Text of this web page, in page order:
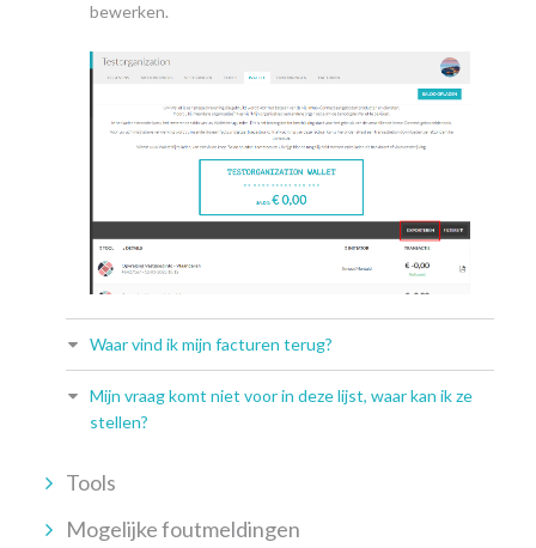
bewerken.
Waar vind ik mijn facturen terug?
Mijn vraag komt niet voor in deze lijst, waar kan ik ze
stellen?
Tools
Mogelijke foutmeldingen